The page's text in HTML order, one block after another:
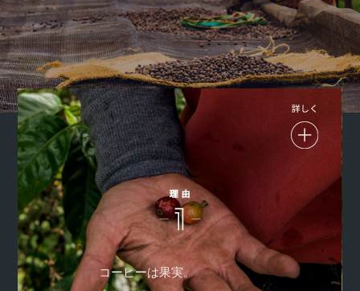
コーヒーは果実。
機械より、伝統の天日乾燥の方が、うまみを引き出す上でず
っと高性能。だから、サザ農園は手摘みと天日乾燥にこだわ
っています。取引する農園の多くも同じ考え方。太陽の力と